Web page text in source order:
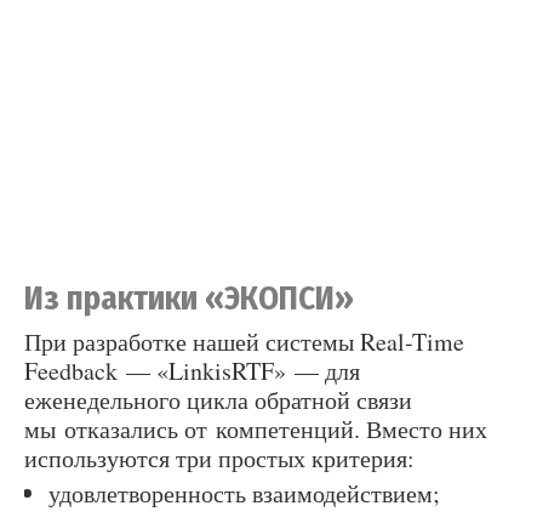
Из практики «ЭКОПСИ»
При разработке нашей системы Real-Time
Feedback — «LinkisRTF» — для
еженедельного цикла обратной связи
мы отказались от компетенций. Вместо них
используются три простых критерия:
удовлетворенность взаимодействием;